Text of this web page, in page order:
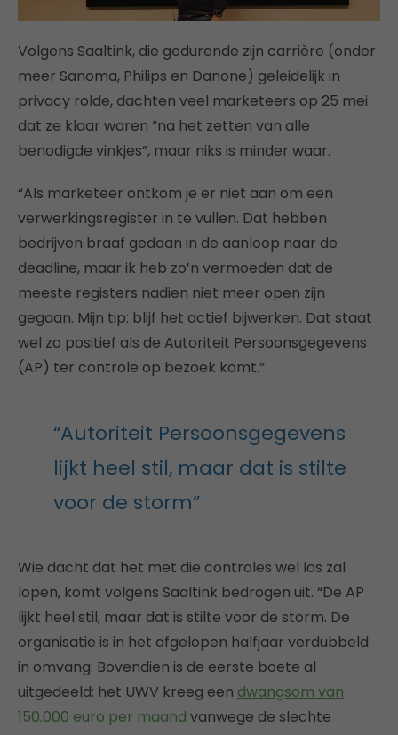
Volgens Saaltink, die gedurende zijn carrière (onder
meer Sanoma, Philips en Danone) geleidelijk in
privacy rolde, dachten veel marketeers op 25 mei
dat ze klaar waren “na het zetten van alle
benodigde vinkjes”, maar niks is minder waar.
“Als marketeer ontkom je er niet aan om een
verwerkingsregister in te vullen. Dat hebben
bedrijven braaf gedaan in de aanloop naar de
deadline, maar ik heb zo’n vermoeden dat de
meeste registers nadien niet meer open zijn
gegaan. Mijn tip: blijf het actief bijwerken. Dat staat
wel zo positief als de Autoriteit Persoonsgegevens
(AP) ter controle op bezoek komt.”
“Autoriteit Persoonsgegevens
lijkt heel stil, maar dat is stilte
voor de storm”
Wie dacht dat het met die controles wel los zal
lopen, komt volgens Saaltink bedrogen uit. “De AP
lijkt heel stil, maar dat is stilte voor de storm. De
organisatie is in het afgelopen halfjaar verdubbeld
in omvang. Bovendien is de eerste boete al
uitgedeeld: het UWV kreeg een dwangsom van
150.000 euro per maand vanwege de slechte